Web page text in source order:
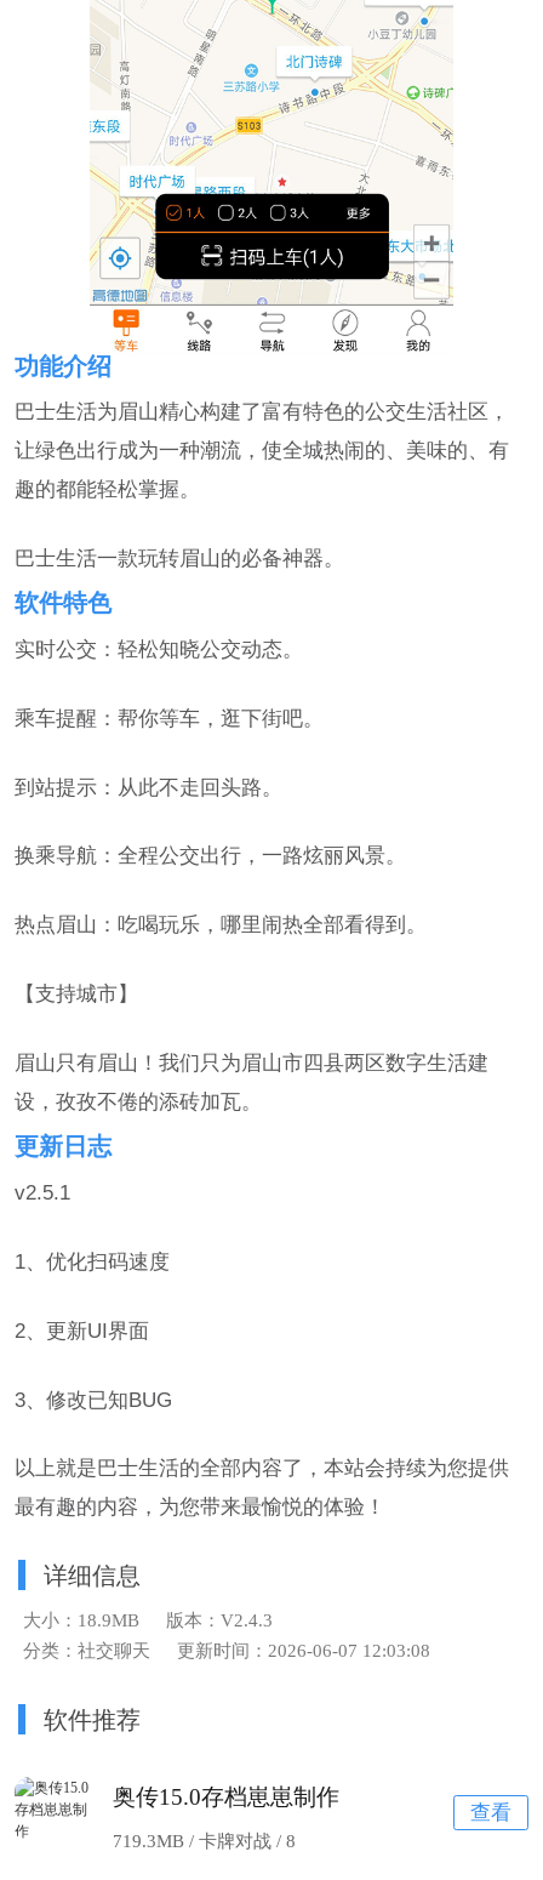
功能介绍
巴士生活为眉山精心构建了富有特色的公交生活社区，
让绿色出行成为一种潮流，使全城热闹的、美味的、有
趣的都能轻松掌握。
巴士生活一款玩转眉山的必备神器。
软件特色
实时公交：轻松知晓公交动态。
乘车提醒：帮你等车，逛下街吧。
到站提示：从此不走回头路。
换乘导航：全程公交出行，一路炫丽风景。
热点眉山：吃喝玩乐，哪里闹热全部看得到。
【支持城市】
眉山只有眉山！我们只为眉山市四县两区数字生活建
设，孜孜不倦的添砖加瓦。
更新日志
v2.5.1
1、优化扫码速度
2、更新UI界面
3、修改已知BUG
以上就是巴士生活的全部内容了，本站会持续为您提供
最有趣的内容，为您带来最愉悦的体验！
详细信息
大小：18.9MB
版本：V2.4.3
分类：社交聊天
更新时间：2026-06-07 12:03:08
软件推荐
奥传15.0存档崽崽制作
719.3MB / 卡牌对战 /8
查看